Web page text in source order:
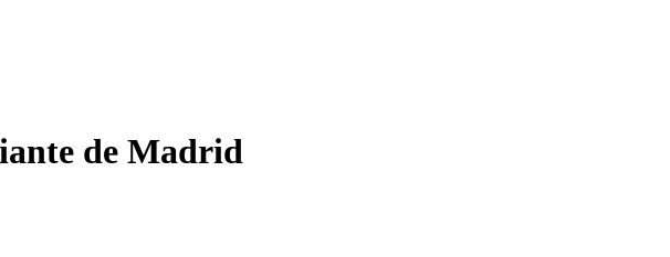
de Madrid